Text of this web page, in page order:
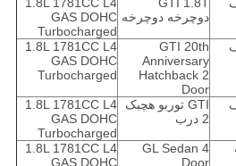
GTI 1.8T
دوچرخه دوچرخه
1.8L 1781CC L4
GAS DOHC
Turbocharged
GTI 20th
Anniversary
Hatchback 2
Door
1.8L 1781CC L4
GAS DOHC
Turbocharged
GTI توربو هچبک
2 درب
1.8L 1781CC L4
GAS DOHC
Turbocharged
GL Sedan 4
Door
1.8L 1781CC L4
GAS DOHC